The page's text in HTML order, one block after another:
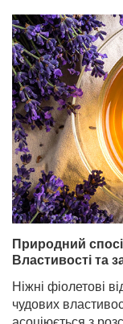
Природний
Властивості та
Ніжні фіолетові
чудових